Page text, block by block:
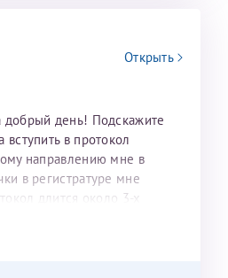
Открыть
добрый день! Подскажите
в протокол
направлению мне в
в регистратуре мне
длится около 3-х
находится в Питере.
провести в Калининграде и